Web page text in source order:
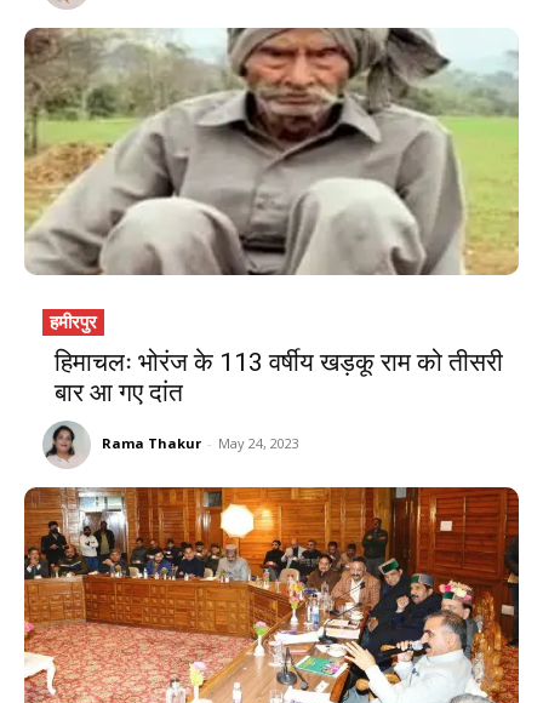
हमीरपुर
हिमाचलः भोरंज के 113 वर्षीय खड़कू राम को तीसरी
बार आ गए दांत
Rama Thakur - May 24, 2023